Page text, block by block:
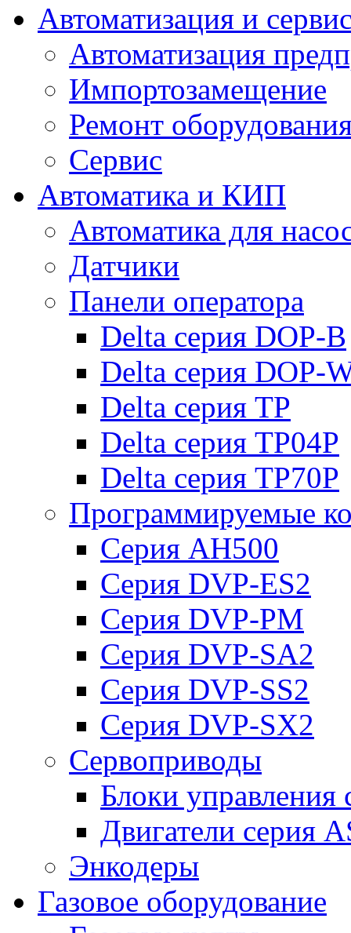
Автоматизация и
Автоматизация
Импортозамещение
Ремонт
Сервис
Автоматика и КИП
Автоматика для
Датчики
Панели оператора
Delta серия DOP-B
Delta серия DOP-
Delta серия TP
Delta серия TP04P
Delta серия TP70P
Программируемые
Серия AH500
Серия DVP-ES2
Серия DVP-PM
Серия DVP-SA2
Серия DVP-SS2
Серия DVP-SX2
Сервоприводы
Блоки
Двигатели серия
Энкодеры
Газовое оборудование